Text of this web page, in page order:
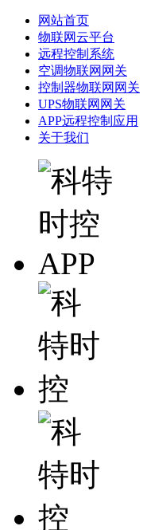
网站首页
物联网云平台
远程控制系统
空调物联网网关
控制器物联网网关
UPS物联网网关
APP远程控制应用
关于我们